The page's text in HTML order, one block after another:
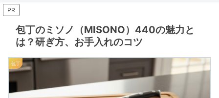
PR
包丁のミソノ（MISONO）440の魅力と
は？研ぎ方、お手入れのコツ
包丁